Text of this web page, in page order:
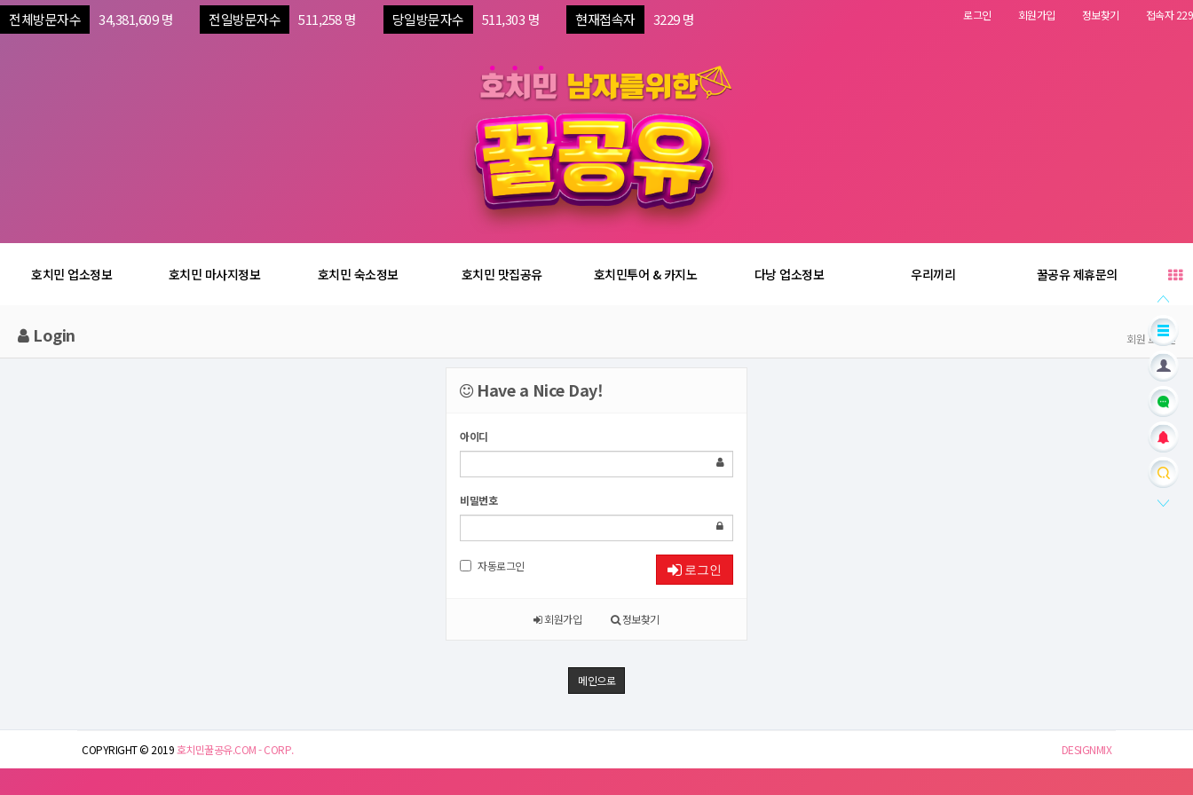
전체방문자수 34,381,609 명 전일방문자수 511,258 명 당일방문자수 511,303 명 현재접속자 3229 명 로그인 회원가입 정보찾기 접속자 229
호치민 업소정보 호치민 마사지정보 호치민 숙소정보 호치민 맛집공유 호치민투어 & 카지노 다낭 업소정보 우리끼리 꿀공유 제휴문의
Login 회원 로그인
Have a Nice Day!
아이디
비밀번호
자동로그인 로그인
회원가입 정보찾기
메인으로
COPYRIGHT © 2019호치민꿀공유.COM - CORP. DESIGNMIX